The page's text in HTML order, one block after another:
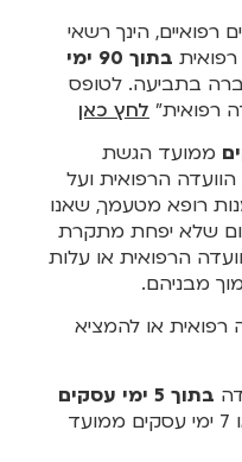
הינך רשאי
בתוך 90 ימי
בתביעה. לטופס
רפואית" לחץ כאן
ממועד הגשת
הרפואית ועל
רופא מטעמך, שאנו
שלא יפחת מתקרת
הרפואית או עלות
מבניהם.
רפואית או להמציא
בתוך 5 ימי עסקים
ממועד התכנסות הוועדה או 7 ימי עסקים ממועד